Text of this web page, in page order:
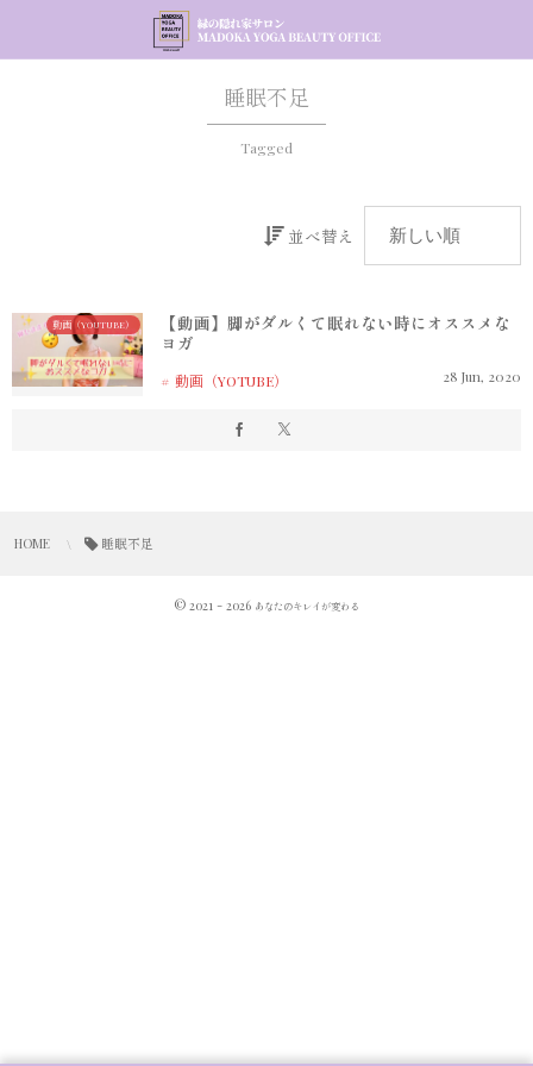
睡眠不足
Tagged
並べ替え
動画（YOUTUBE）
【動画】脚がダルくて眠れない時にオススメな
ヨガ
動画（YOTUBE） 28 Jun, 2020
HOME 睡眠不足
© 2021 - 2026 あなたのキレイが変わる